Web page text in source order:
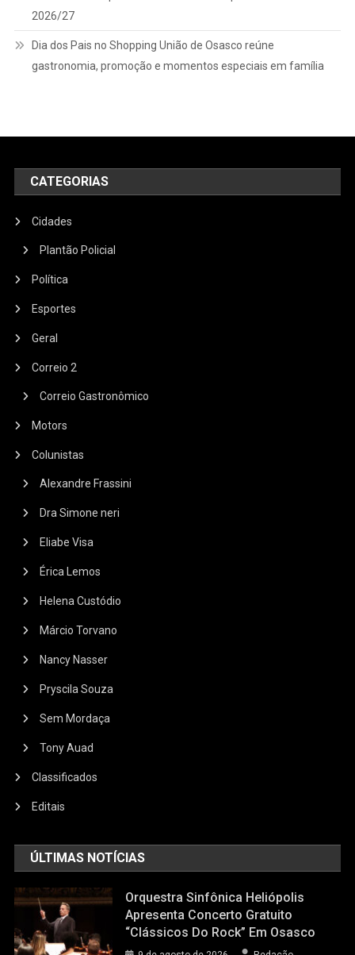
2026/27
Dia dos Pais no Shopping União de Osasco reúne
gastronomia, promoção e momentos especiais em família
CATEGORIAS
Cidades
Plantão Policial
Política
Esportes
Geral
Correio 2
Correio Gastronômico
Motors
Colunistas
Alexandre Frassini
Dra Simone neri
Eliabe Visa
Érica Lemos
Helena Custódio
Márcio Torvano
Nancy Nasser
Pryscila Souza
Sem Mordaça
Tony Auad
Classificados
Editais
ÚLTIMAS NOTÍCIAS
Orquestra Sinfônica Heliópolis
Apresenta Concerto Gratuito
“Clássicos Do Rock” Em Osasco